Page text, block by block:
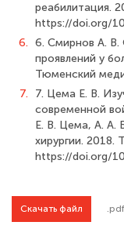
реабилитация.
https://doi.org/
6. 6. Смирнов А. В.
проявлений у
Тюменский
7.
7. Цема Е. В.
современной
Е. В. Цема, А. А.
хирургии. 2018.
https://doi.org/
Скачать файл